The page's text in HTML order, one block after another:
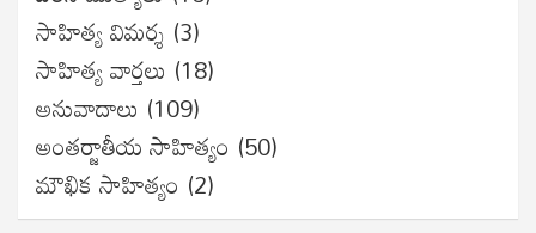
సాహిత్య విమర్శ (3)
సాహిత్య వార్తలు (18)
అనువాదాలు (109)
అంతర్జాతీయ సాహిత్యం (50)
మౌఖిక సాహిత్యం (2)